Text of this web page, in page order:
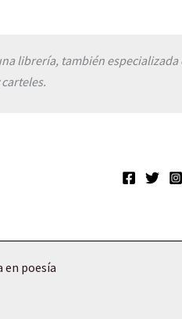
librería, también especializada
en poesía